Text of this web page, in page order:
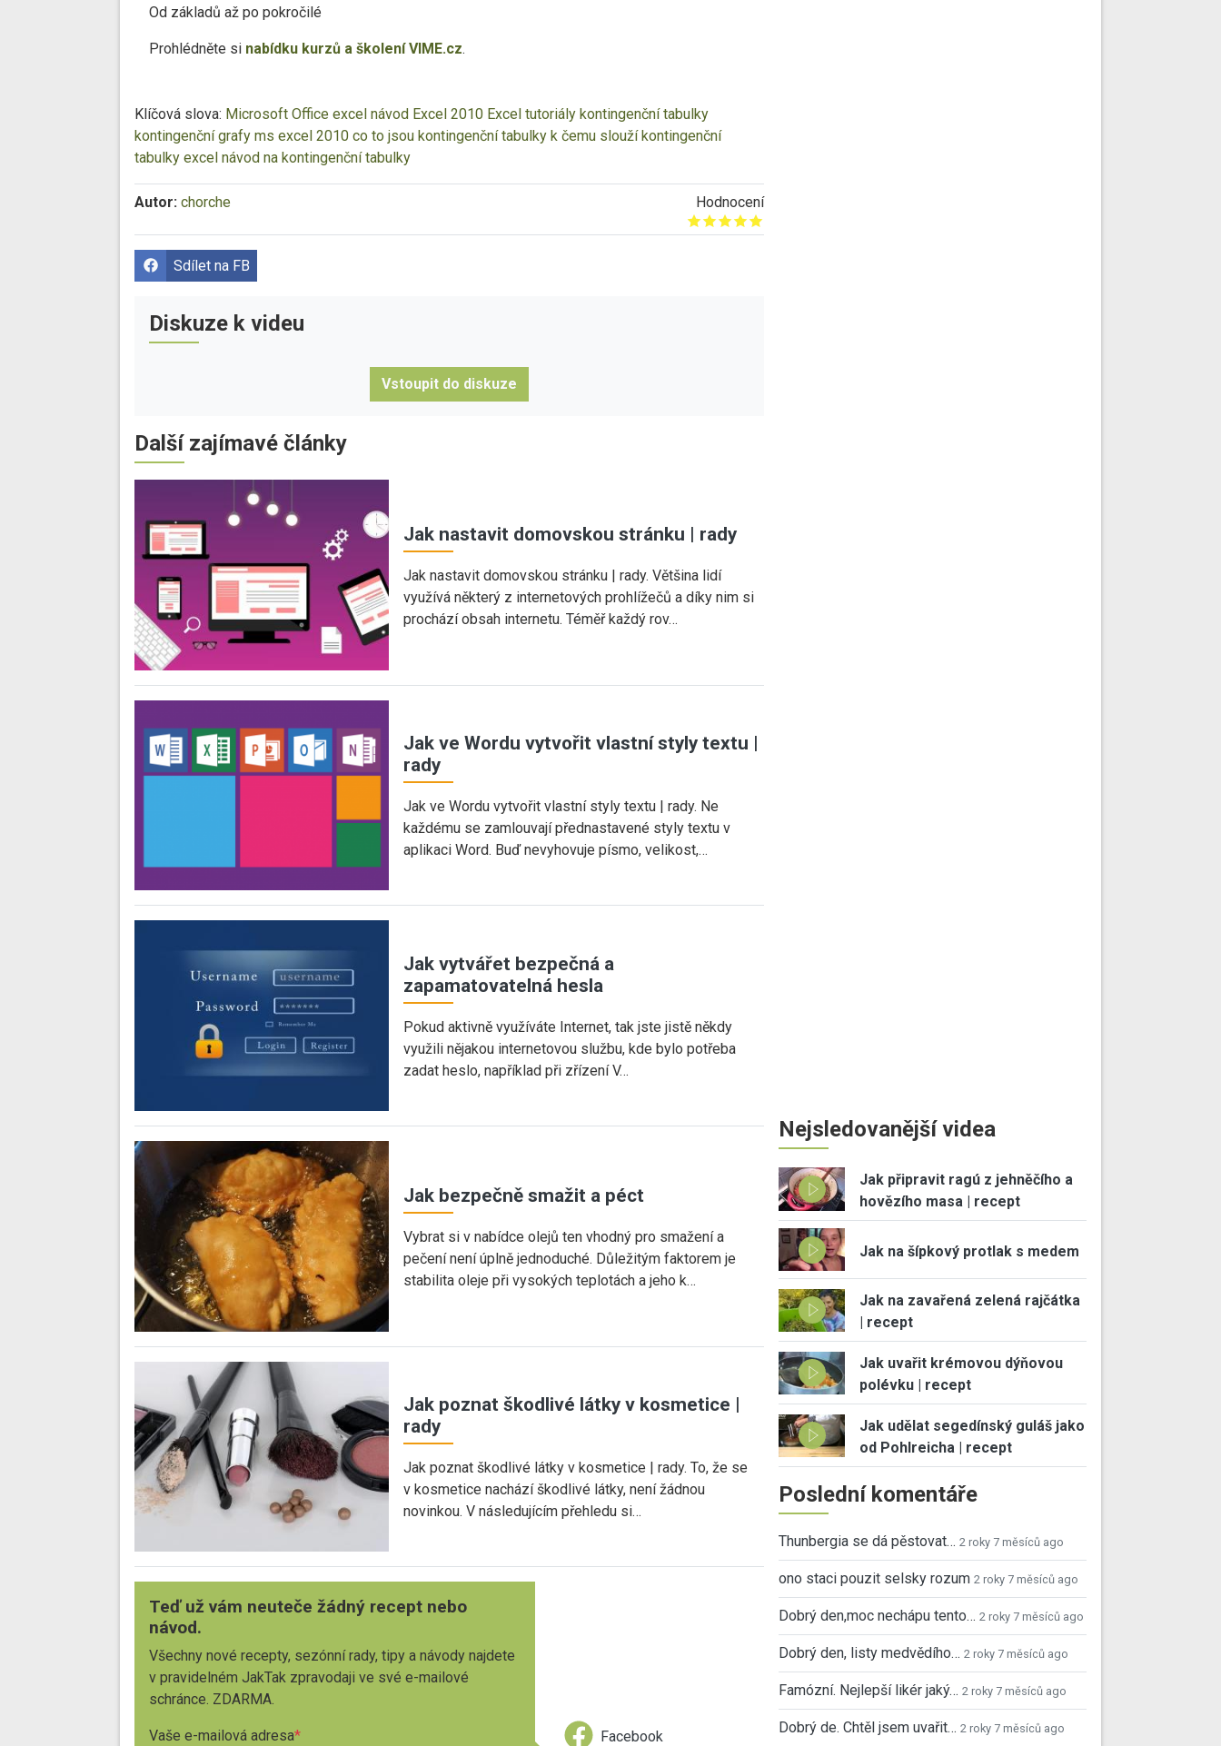
Od základů až po pokročilé
Prohlédněte si nabídku kurzů a školení VIME.cz.
Klíčová slova: Microsoft Office excel návod Excel 2010 Excel tutoriály kontingenční tabulky
kontingenční grafy ms excel 2010 co to jsou kontingenční tabulky k čemu slouží kontingenční
tabulky excel návod na kontingenční tabulky
Autor: chorche
Hodnocení
Give it 1/5
Give it 2/5
Give it 3/5
Give it 4/5
Give it 5/5
Sdílet na FB
Diskuze k videu
Vstoupit do diskuze
Další zajímavé články
Jak nastavit domovskou stránku | rady
Jak nastavit domovskou stránku | rady. Většina lidí
využívá některý z internetových prohlížečů a díky nim si
prochází obsah internetu. Téměř každý rov…
Jak ve Wordu vytvořit vlastní styly textu |
rady
Jak ve Wordu vytvořit vlastní styly textu | rady. Ne
každému se zamlouvají přednastavené styly textu v
aplikaci Word. Buď nevyhovuje písmo, velikost,…
Jak vytvářet bezpečná a
zapamatovatelná hesla
Pokud aktivně využíváte Internet, tak jste jistě někdy
využili nějakou internetovou službu, kde bylo potřeba
zadat heslo, například při zřízení V…
Jak bezpečně smažit a péct
Vybrat si v nabídce olejů ten vhodný pro smažení a
pečení není úplně jednoduché. Důležitým faktorem je
stabilita oleje při vysokých teplotách a jeho k…
Jak poznat škodlivé látky v kosmetice |
rady
Jak poznat škodlivé látky v kosmetice | rady. To, že se
v kosmetice nachází škodlivé látky, není žádnou
novinkou. V následujícím přehledu si…
Teď už vám neuteče žádný recept nebo
návod.
Všechny nové recepty, sezónní rady, tipy a návody najdete
v pravidelném JakTak zpravodaji ve své e-mailové
schránce. ZDARMA.
Vaše e-mailová adresa Facebook
Nejsledovanější videa
Jak připravit ragú z jehněčího a
hovězího masa | recept
Jak na šípkový protlak s medem
Jak na zavařená zelená rajčátka
| recept
Jak uvařit krémovou dýňovou
polévku | recept
Jak udělat segedínský guláš jako
od Pohlreicha | recept
Poslední komentáře
Thunbergia se dá pěstovat… 2 roky 7 měsíců ago
ono staci pouzit selsky rozum 2 roky 7 měsíců ago
Dobrý den,moc nechápu tento… 2 roky 7 měsíců ago
Dobrý den, listy medvědího… 2 roky 7 měsíců ago
Famózní. Nejlepší likér jaký… 2 roky 7 měsíců ago
Dobrý de. Chtěl jsem uvařit… 2 roky 7 měsíců ago